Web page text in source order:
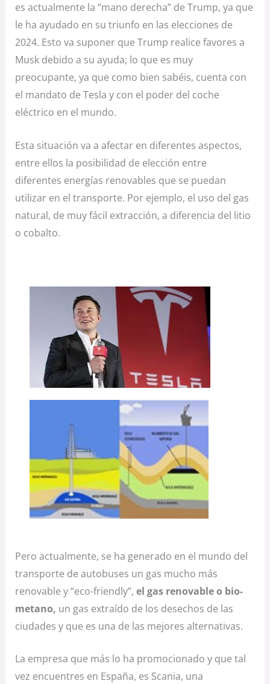
es actualmente la “mano derecha” de Trump, ya que
le ha ayudado en su triunfo en las elecciones de
2024. Esto va suponer que Trump realice favores a
Musk debido a su ayuda; lo que es muy
preocupante, ya que como bien sabéis, cuenta con
el mandato de Tesla y con el poder del coche
eléctrico en el mundo.
Esta situación va a afectar en diferentes aspectos,
entre ellos la posibilidad de elección entre
diferentes energías renovables que se puedan
utilizar en el transporte. Por ejemplo, el uso del gas
natural, de muy fácil extracción, a diferencia del litio
o cobalto.
Pero actualmente, se ha generado en el mundo del
transporte de autobuses un gas mucho más
renovable y “eco-friendly”, el gas renovable o bio-
metano, un gas extraído de los desechos de las
ciudades y que es una de las mejores alternativas.
La empresa que más lo ha promocionado y que tal
vez encuentres en España, es Scania, una